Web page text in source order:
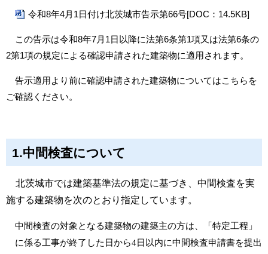
令和8年4月1日付け北茨城市告示第66号[DOC：14.5KB]
この告示は令和8年7月1日以降に法第6条第1項又は法第6条の
2第1項の規定による確認申請された建築物に適用されます。
告示適用より前に確認申請された建築物についてはこちら を
ご確認ください。
1.中間検査について
北茨城市では建築基準法の規定に基づき、中間検査を実
施する建築物を次のとおり指定しています。
中間検査の対象となる建築物の建築主の方は、「特定工程」
に係る工事が終了した日から4日以内に中間検査申請書を提出